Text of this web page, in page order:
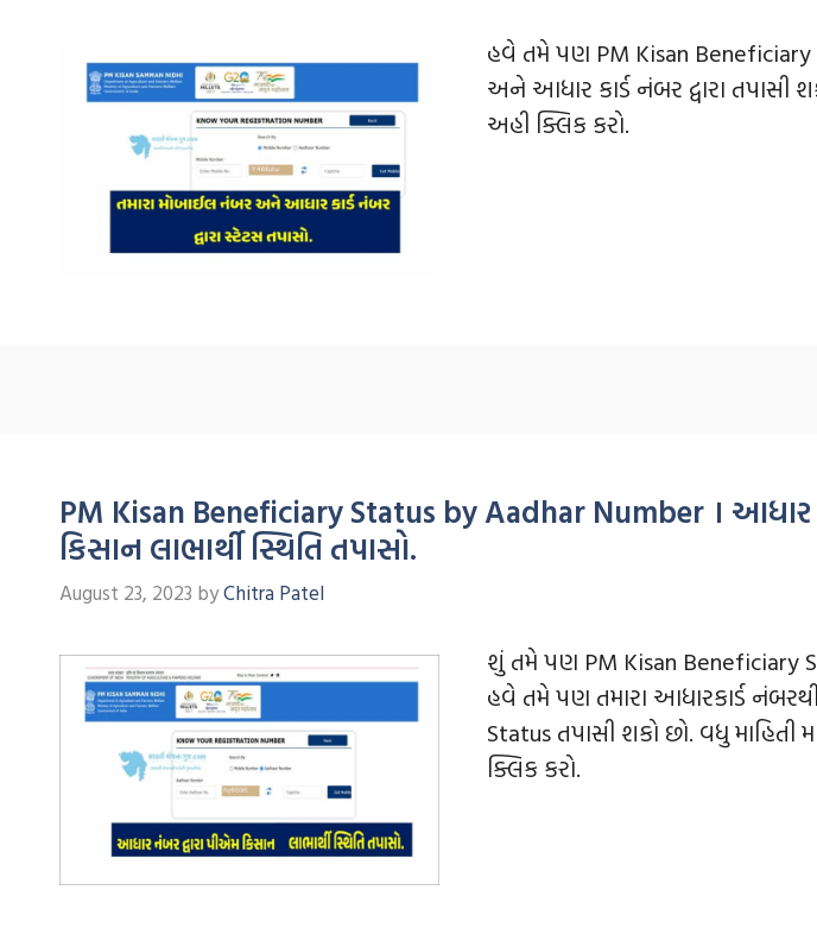
હવે તમે પણ PM Kisan
અને આધાર કાર્ડ નંબર દ્વારા તપાસી
અહી ક્લિક કરો.
PM Kisan Beneficiary Status by Aadhar Number । આધાર
કિસાન લાભાર્થી સ્થિતિ તપાસો.
August 23, 2023 byChitra Patel
શું તમે પણ PM Kisan Beneficiary
હવે તમે પણ તમારા આધારકાર્ડ
Status તપાસી શકો છો. વધુ
ક્લિક કરો.